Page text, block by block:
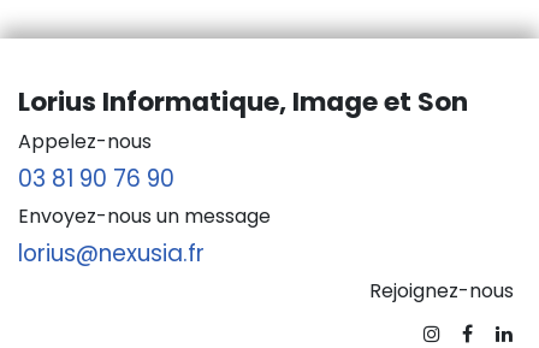
Lorius Informatique, Image et Son
Appelez-nous
03 81 90 76 90
Envoyez-nous un message
lorius@nexusia.fr
Rejoignez-nous